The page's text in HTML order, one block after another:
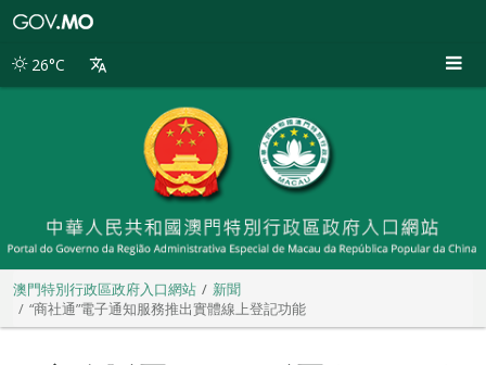
別
26°C
澳門特別行政區政府入口網站
新聞
“商社通”電子通知服務推出實體線上登記功能